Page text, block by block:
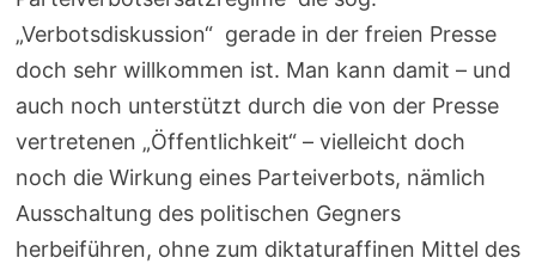
„Verbotsdiskussion“ gerade in der freien Presse
doch sehr willkommen ist. Man kann damit – und
auch noch unterstützt durch die von der Presse
vertretenen „Öffentlichkeit“ – vielleicht doch
noch die Wirkung eines Parteiverbots, nämlich
Ausschaltung des politischen Gegners
herbeiführen, ohne zum diktaturaffinen Mittel des